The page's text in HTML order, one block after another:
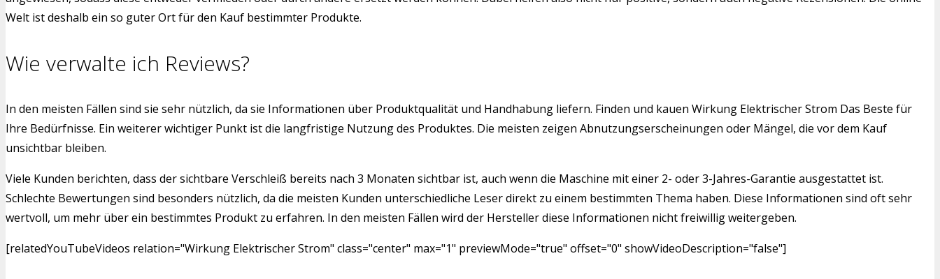
Welt ist deshalb ein so guter Ort für den Kauf bestimmter Produkte.
Wie verwalte ich Reviews?
In den meisten Fällen sind sie sehr nützlich, da sie Informationen über Produktqualität und Handhabung liefern. Finden und kauen Wirkung Elektrischer Strom Das Beste für
Ihre Bedürfnisse. Ein weiterer wichtiger Punkt ist die langfristige Nutzung des Produktes. Die meisten zeigen Abnutzungserscheinungen oder Mängel, die vor dem Kauf
unsichtbar bleiben.
Viele Kunden berichten, dass der sichtbare Verschleiß bereits nach 3 Monaten sichtbar ist, auch wenn die Maschine mit einer 2- oder 3-Jahres-Garantie ausgestattet ist.
Schlechte Bewertungen sind besonders nützlich, da die meisten Kunden unterschiedliche Leser direkt zu einem bestimmten Thema haben. Diese Informationen sind oft sehr
wertvoll, um mehr über ein bestimmtes Produkt zu erfahren. In den meisten Fällen wird der Hersteller diese Informationen nicht freiwillig weitergeben.
[relatedYouTubeVideos relation="Wirkung Elektrischer Strom" class="center" max="1" previewMode="true" offset="0" showVideoDescription="false"]